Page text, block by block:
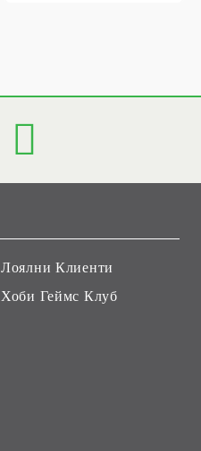
Лоялни Клиенти
Хоби Геймс Клуб